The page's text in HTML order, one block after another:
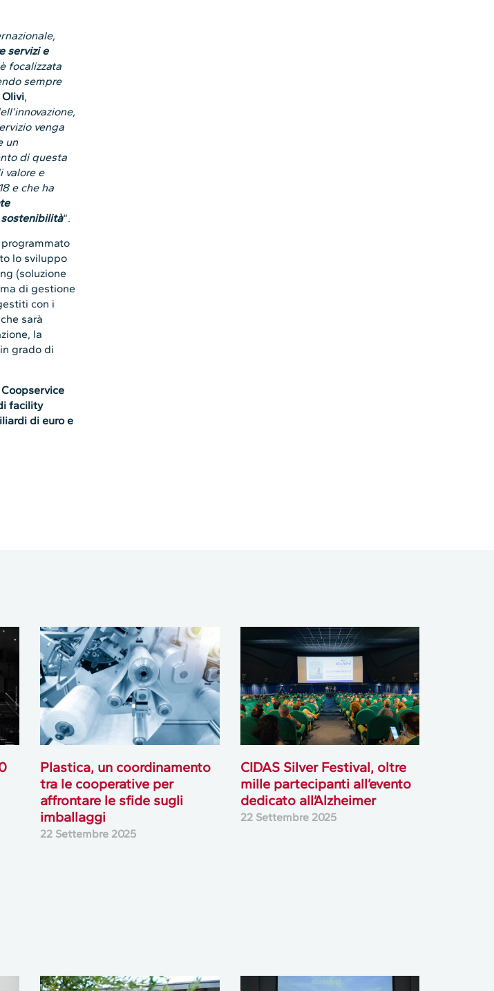
servizi e
focalizzata
sempre
,
venga
un
di questa
valore e
e che ha
sostenibilità“.
lo sviluppo
(soluzione
di gestione
con i
che sarà
la
grado di
facility
di euro e
Plastica, un coordinamento
tra le cooperative per
affrontare le sfide sugli
imballaggi
22 Settembre 2025
CIDAS Silver Festival, oltre
mille partecipanti all’evento
dedicato all’Alzheimer
22 Settembre 2025